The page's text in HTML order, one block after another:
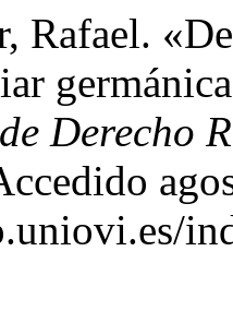
Rafael.
Derecho